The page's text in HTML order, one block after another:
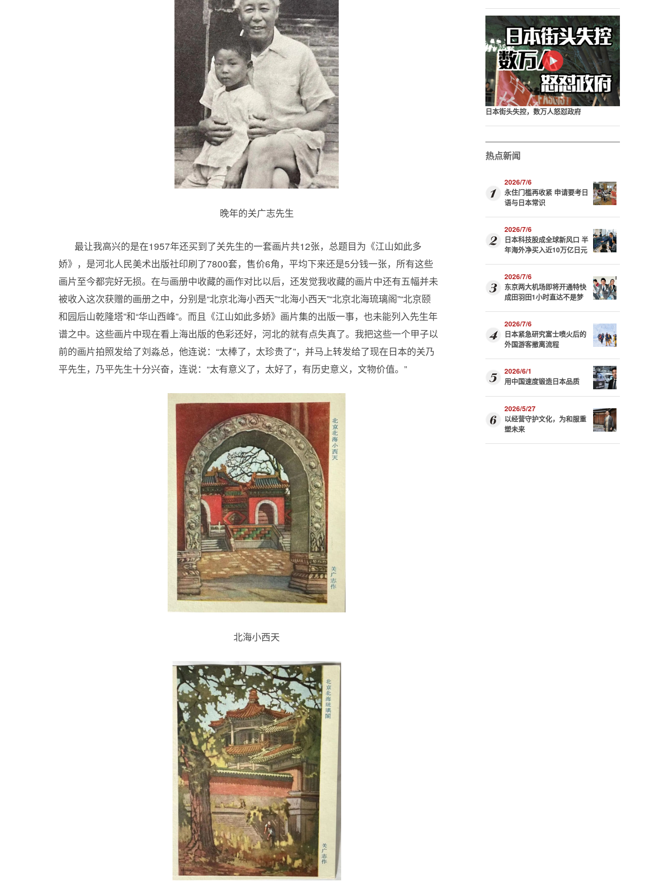
晚年的关广志先生
最让我高兴的是在1957年还买到了关先生的一套画片共12张，总题目为《江山如此多
娇》，是河北人民美术出版社印刷了7800套，售价6角，平均下来还是5分钱一张，所有这些
画片至今都完好无损。在与画册中收藏的画作对比以后，还发觉我收藏的画片中还有五幅并未
被收入这次获赠的画册之中，分别是“北京北海小西天”“北海小西天”“北京北海琉璃阁”“北京颐
和园后山乾隆塔”和“华山西峰”。而且《江山如此多娇》画片集的出版一事，也未能列入先生年
谱之中。这些画片中现在看上海出版的色彩还好，河北的就有点失真了。我把这些一个甲子以
前的画片拍照发给了刘淼总，他连说：“太棒了，太珍贵了”，并马上转发给了现在日本的关乃
平先生，乃平先生十分兴奋，连说：“太有意义了，太好了，有历史意义，文物价值。”
北海小西天
日本街头失控，数万人怒怼政府
热点新闻
2026/7/6
永住门槛再收紧 申请要考日
语与日本常识
2026/7/6
日本科技股成全球新风口 半
年海外净买入近10万亿日元
2026/7/6
东京两大机场即将开通特快
成田羽田1小时直达不是梦
2026/7/6
日本紧急研究富士喷火后的
外国游客撤离流程
2026/6/1
用中国速度锻造日本品质
2026/5/27
以经营守护文化，为和服重
塑未来